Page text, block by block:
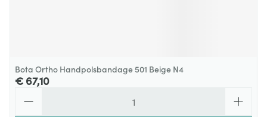
Bota Ortho Handpolsbandage 501 Beige N4
€ 67,10